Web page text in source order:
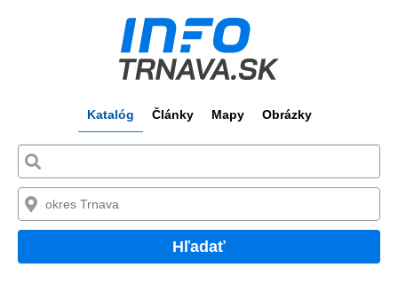
Katalóg Články Mapy Obrázky
Hľadať